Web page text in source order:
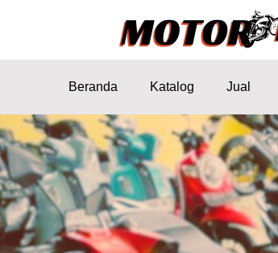
Beranda Katalog Jual